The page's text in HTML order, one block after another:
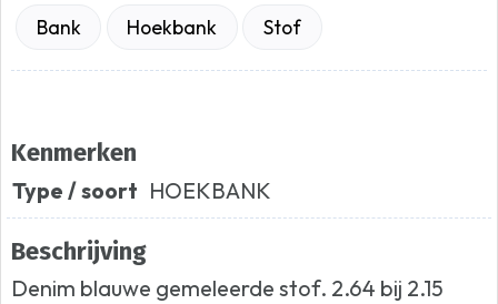
Bank Hoekbank Stof
Kenmerken
Type / soort HOEKBANK
Beschrijving
Denim blauwe gemeleerde stof. 2.64 bij 2.15